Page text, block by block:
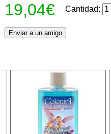
19,04€ Cantidad: